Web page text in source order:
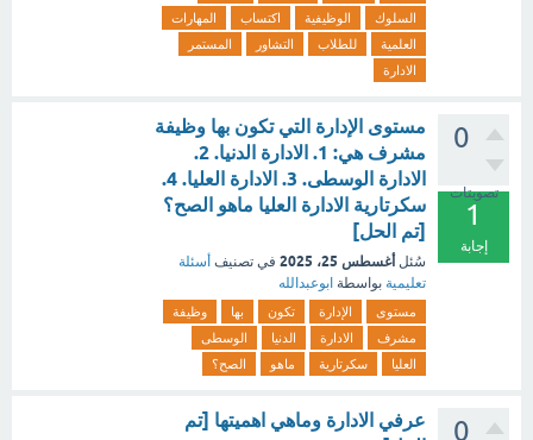
السلوك
الوظيفية اكتساب
المهارات
العلمية
للطلاب التشاور
المستمر
الادارة
0
تصويتات
1
إجابة
مستوى الإدارة التي تكون بها وظيفة
مشرف هي: 1. الادارة الدنيا. 2.
الادارة الوسطى. 3. الادارة العليا. 4.
سكرتارية الادارة العليا ماهو الصح؟
[تم الحل]
سُئل أغسطس 25، 2025 في تصنيف أسئلة
تعليمية بواسطة ابوعبدالله
مستوى الإدارة تكون بها
وظيفة
مشرف
الادارة الدنيا
الوسطى
العليا
سكرتارية ماهو الصح؟
0
عرفي الادارة وماهي اهميتها [تم